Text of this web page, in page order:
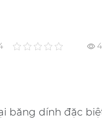
băng dính đặc